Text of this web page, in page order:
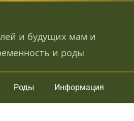
и будущих мам и
и роды
Роды Информация